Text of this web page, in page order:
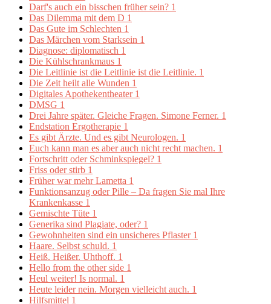
Darf's auch ein bisschen früher sein? 1
Das Dilemma mit dem D 1
Das Gute im Schlechten 1
Das Märchen vom Starksein 1
Diagnose: diplomatisch 1
Die Kühlschrankmaus 1
Die Leitlinie ist die Leitlinie ist die Leitlinie. 1
Die Zeit heilt alle Wunden 1
Digitales Apothekentheater 1
DMSG 1
Drei Jahre später. Gleiche Fragen. Simone Ferner. 1
Endstation Ergotherapie 1
Es gibt Ärzte. Und es gibt Neurologen. 1
Euch kann man es aber auch nicht recht machen. 1
Fortschritt oder Schminkspiegel? 1
Friss oder stirb 1
Früher war mehr Lametta 1
Funktionsanzug oder Pille – Da fragen Sie mal Ihre
Krankenkasse 1
Gemischte Tüte 1
Generika sind Plagiate, oder? 1
Gewohnheiten sind ein unsicheres Pflaster 1
Haare. Selbst schuld. 1
Heiß. Heißer. Uhthoff. 1
Hello from the other side 1
Heul weiter! Is normal. 1
Heute leider nein. Morgen vielleicht auch. 1
Hilfsmittel 1